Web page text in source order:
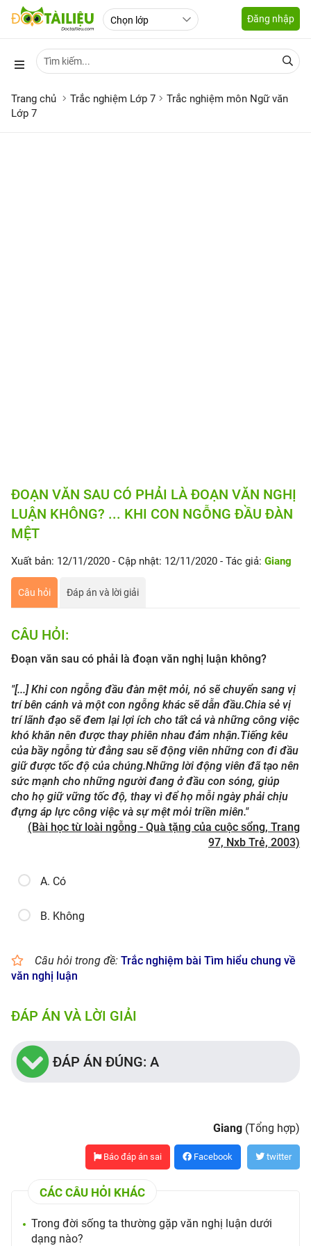
Đăng nhập
Trang chủ Trắc nghiệm Lớp 7
Trắc nghiệm môn Ngữ văn
Lớp 7
ĐOẠN VĂN SAU CÓ PHẢI LÀ ĐOẠN VĂN NGHỊ
LUẬN KHÔNG? ... KHI CON NGỖNG ĐẦU ĐÀN
MỆT
Xuất bản: 12/11/2020 - Cập nhật: 12/11/2020 - Tác giả: Giang
Câu hỏi Đáp án và lời giải
CÂU HỎI:
Đoạn văn sau có phải là đoạn văn nghị luận không?
"[...] Khi con ngỗng đầu đàn mệt mỏi, nó sẽ chuyển sang vị
trí bên cánh và một con ngỗng khác sẽ dẫn đầu.Chia sẻ vị
trí lãnh đạo sẽ đem lại lợi ích cho tất cả và những công việc
khó khăn nên được thay phiên nhau đảm nhận.Tiếng kêu
của bầy ngỗng từ đằng sau sẽ động viên những con đi đầu
giữ được tốc độ của chúng.Những lời động viên đã tạo nên
sức mạnh cho những người đang ở đầu con sóng, giúp
cho họ giữ vững tốc độ, thay vì để họ mỗi ngày phải chịu
đựng áp lực công việc và sự mệt mỏi triền miên."
(Bài học từ loài ngỗng - Quà tặng của cuộc sổng, Trang
97, Nxb Trẻ, 2003)
A. Có
B. Không
Câu hỏi trong đề: Trắc nghiệm bài Tìm hiểu chung về
văn nghị luận
ĐÁP ÁN VÀ LỜI GIẢI
ĐÁP ÁN ĐÚNG: A
Giang (Tổng hợp)
Báo đáp án sai Facebook twitter
CÁC CÂU HỎI KHÁC
Trong đời sống ta thường gặp văn nghị luận dưới
dạng nào?